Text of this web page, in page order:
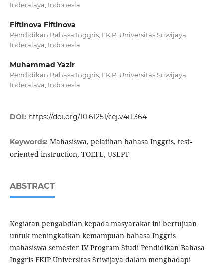
Inderalaya, Indonesia
Fiftinova Fiftinova
Pendidikan Bahasa Inggris, FKIP, Universitas Sriwijaya,
Inderalaya, Indonesia
Muhammad Yazir
Pendidikan Bahasa Inggris, FKIP, Universitas Sriwijaya,
Inderalaya, Indonesia
DOI: https://doi.org/10.61251/cej.v4i1.364
Keywords: Mahasiswa, pelatihan bahasa Inggris, test-
oriented instruction, TOEFL, USEPT
ABSTRACT
Kegiatan pengabdian kepada masyarakat ini bertujuan
untuk meningkatkan kemampuan bahasa Inggris
mahasiswa semester IV Program Studi Pendidikan Bahasa
Inggris FKIP Universitas Sriwijaya dalam menghadapi